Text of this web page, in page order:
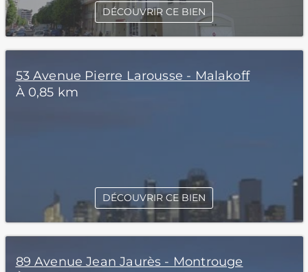
DÉCOUVRIR CE BIEN
53 Avenue Pierre Larousse - Malakoff
À 0,85 km
DÉCOUVRIR CE BIEN
89 Avenue Jean Jaurès - Montrouge